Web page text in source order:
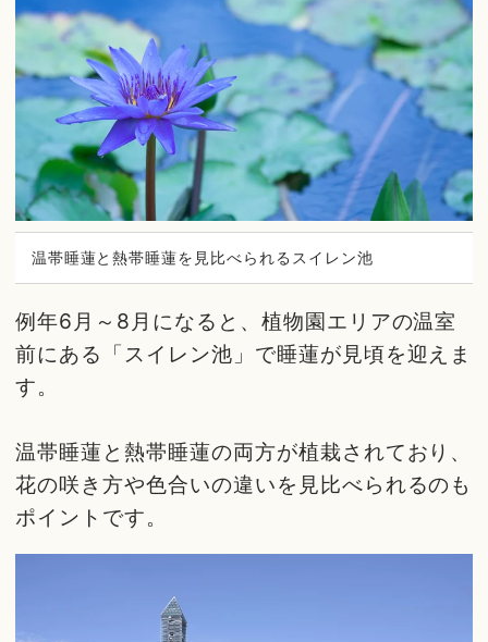
温帯睡蓮と熱帯睡蓮を見比べられるスイレン池
例年6月～8月になると、植物園エリアの温室
前にある「スイレン池」で睡蓮が見頃を迎えま
す。
温帯睡蓮と熱帯睡蓮の両方が植栽されており、
花の咲き方や色合いの違いを見比べられるのも
ポイントです。